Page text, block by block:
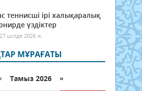
теннисші ірі халықаралық
үздіктер
27 шілде 2026 ж.
МҰРАҒАТЫ
Тамыз 2026 »